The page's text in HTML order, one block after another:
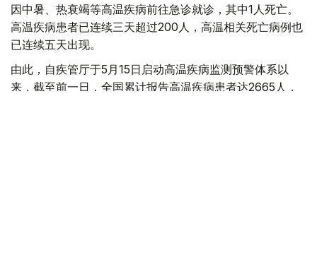
因中暑、热衰竭等高温疾病前往急诊就诊，其中1人死亡。
高温疾病患者已连续三天超过200人，高温相关死亡病例也
已连续五天出现。
由此，自疾管厅于5月15日启动高温疾病监测预警体系以
来，截至前一日，全国累计报告高温疾病患者达2665人，